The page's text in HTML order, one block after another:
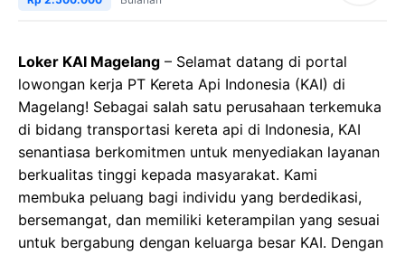
Loker KAI Magelang – Selamat datang di portal
lowongan kerja PT Kereta Api Indonesia (KAI) di
Magelang! Sebagai salah satu perusahaan terkemuka
di bidang transportasi kereta api di Indonesia, KAI
senantiasa berkomitmen untuk menyediakan layanan
berkualitas tinggi kepada masyarakat. Kami
membuka peluang bagi individu yang berdedikasi,
bersemangat, dan memiliki keterampilan yang sesuai
untuk bergabung dengan keluarga besar KAI. Dengan